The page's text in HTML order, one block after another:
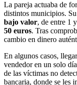
La pareja actuaba de
distintos municipios.
bajo valor, de entre 1
50 euros. Tras
cambio en dinero
En algunos casos,
vendedor en un solo
de las víctimas no
bancaria, donde se les